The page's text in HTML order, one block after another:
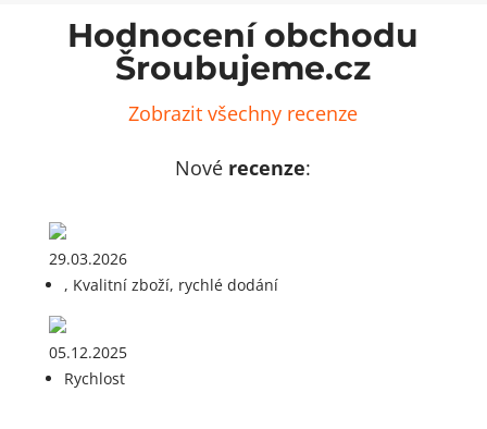
Hodnocení obchodu
Šroubujeme.cz
Zobrazit všechny recenze
Nové recenze:
29.03.2026
, Kvalitní zboží, rychlé dodání
05.12.2025
Rychlost